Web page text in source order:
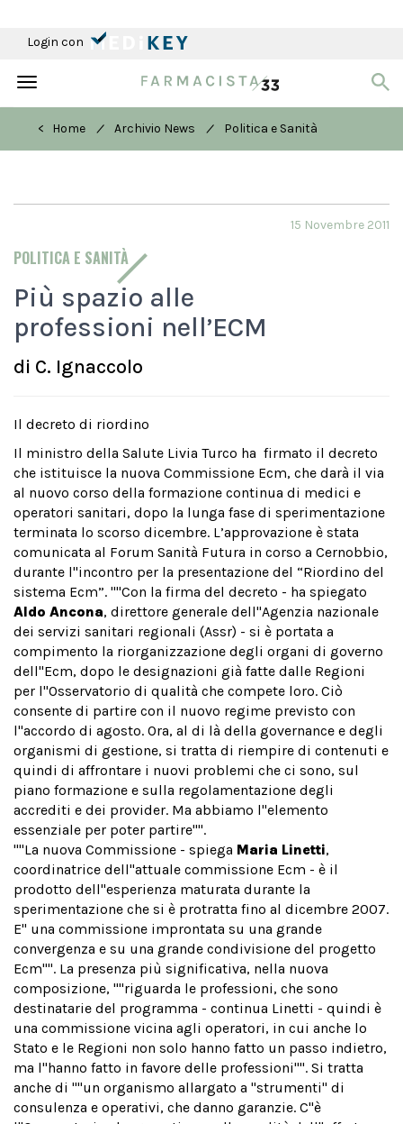
Login con
Toggle
< Home
/ Archivio News / Politica e Sanità
POLITICA E SANITÀ
15 Novembre 2011
Più spazio alle
professioni nell’ECM
di C. Ignaccolo
Il decreto di riordino
Il ministro della Salute Livia Turco ha firmato il decreto
che istituisce la nuova Commissione Ecm, che darà il via
al nuovo corso della formazione continua di medici e
operatori sanitari, dopo la lunga fase di sperimentazione
terminata lo scorso dicembre. L’approvazione è stata
comunicata al Forum Sanità Futura in corso a Cernobbio,
durante l''incontro per la presentazione del “Riordino del
sistema Ecm”. ''''Con la firma del decreto - ha spiegato
Aldo Ancona, direttore generale dell''Agenzia nazionale
dei servizi sanitari regionali (Assr) - si è portata a
compimento la riorganizzazione degli organi di governo
dell''Ecm, dopo le designazioni già fatte dalle Regioni
per l''Osservatorio di qualità che compete loro. Ciò
consente di partire con il nuovo regime previsto con
l''accordo di agosto. Ora, al di là della governance e degli
organismi di gestione, si tratta di riempire di contenuti e
quindi di affrontare i nuovi problemi che ci sono, sul
piano formazione e sulla regolamentazione degli
accrediti e dei provider. Ma abbiamo l''elemento
essenziale per poter partire''''.
''''La nuova Commissione - spiega Maria Linetti,
coordinatrice dell''attuale commissione Ecm - è il
prodotto dell''esperienza maturata durante la
sperimentazione che si è protratta fino al dicembre 2007.
E'' una commissione improntata su una grande
convergenza e su una grande condivisione del progetto
Ecm''''. La presenza più significativa, nella nuova
composizione, ''''riguarda le professioni, che sono
destinatarie del programma - continua Linetti - quindi è
una commissione vicina agli operatori, in cui anche lo
Stato e le Regioni non solo hanno fatto un passo indietro,
ma l''hanno fatto in favore delle professioni''''. Si tratta
anche di ''''un organismo allargato a ''strumenti'' di
consulenza e operativi, che danno garanzie. C''è